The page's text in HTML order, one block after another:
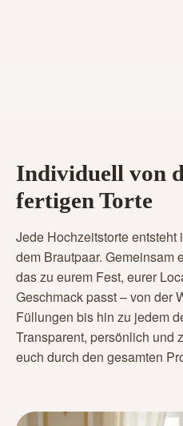
Individuell von
fertigen Torte
Jede Hochzeitstorte
dem Brautpaar. Gemeinsam
das zu eurem Fest, eurer
Geschmack passt – von der
Füllungen bis hin zu jedem
Transparent, persönlich und
euch durch den gesamten